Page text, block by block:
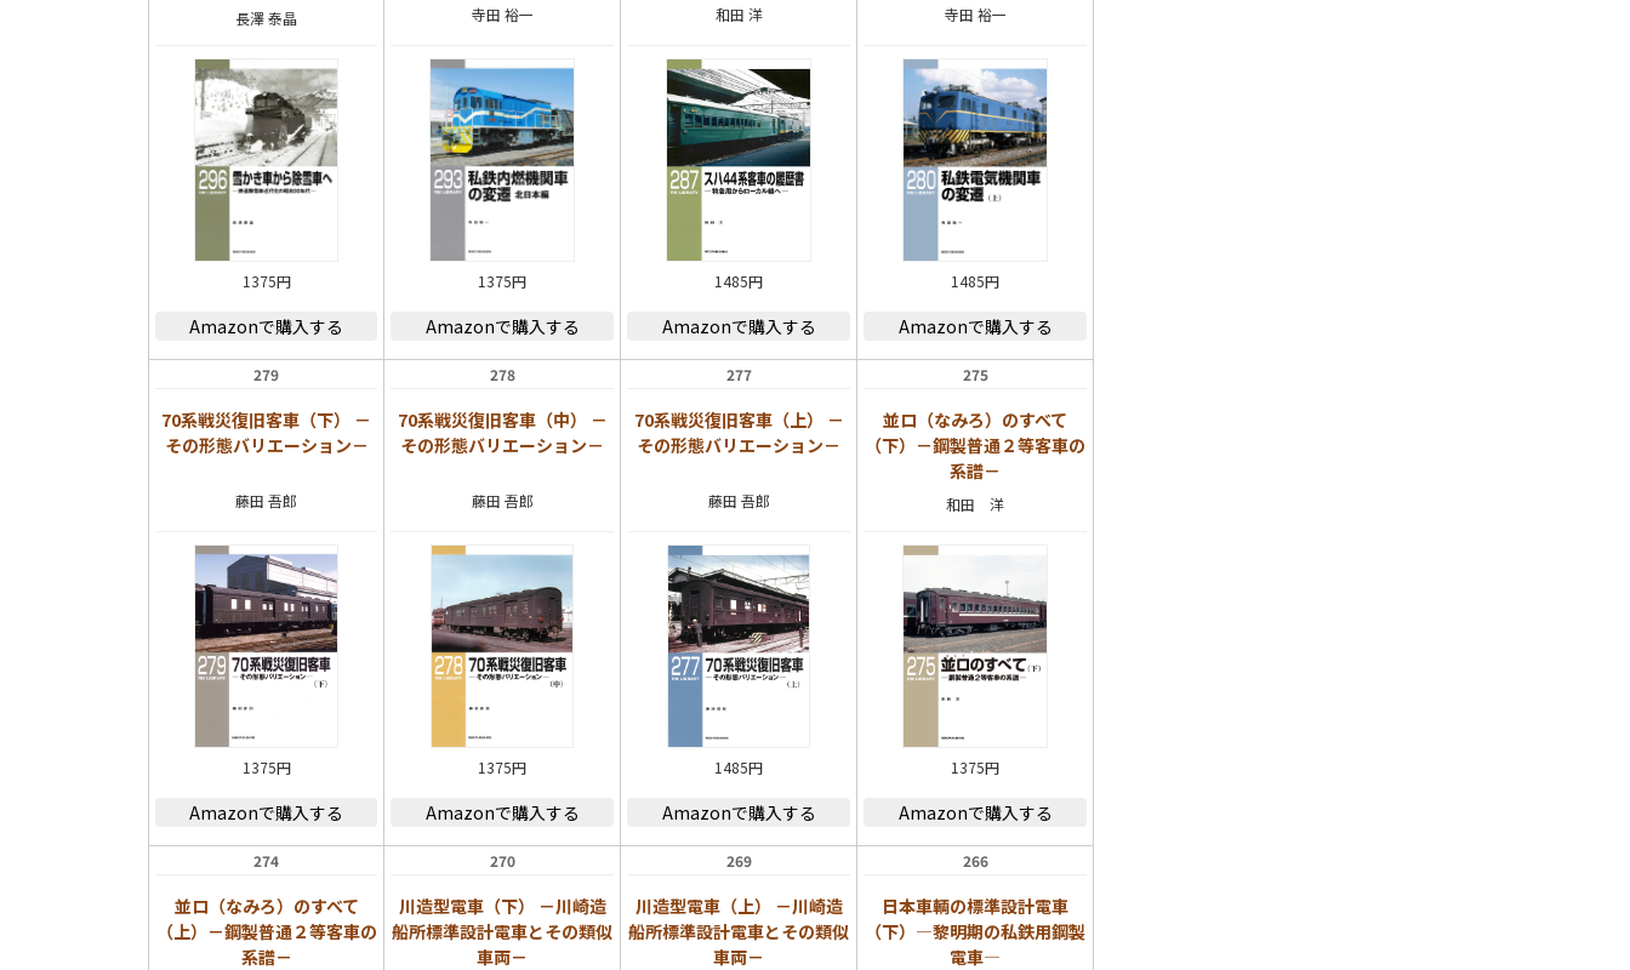
長澤 泰晶
1375円
Amazonで購入する
寺田 裕一
1375円
Amazonで購入する
和田 洋
1485円
Amazonで購入する
寺田 裕一
1485円
Amazonで購入する
279
70系戦災復旧客車（下） －
その形態バリエーション－
藤田 吾郎
1375円
Amazonで購入する
278
70系戦災復旧客車（中） －
その形態バリエーション－
藤田 吾郎
1375円
Amazonで購入する
277
70系戦災復旧客車（上） －
その形態バリエーション－
藤田 吾郎
1485円
Amazonで購入する
275
並ロ（なみろ）のすべて
（下）－鋼製普通２等客車の
系譜－
和田 洋
1375円
Amazonで購入する
274
並ロ（なみろ）のすべて
（上）－鋼製普通２等客車の
系譜－
270
川造型電車（下） －川崎造
船所標準設計電車とその類似
車両－
269
川造型電車（上） －川崎造
船所標準設計電車とその類似
車両－
266
日本車輌の標準設計電車
（下）―黎明期の私鉄用鋼製
電車―